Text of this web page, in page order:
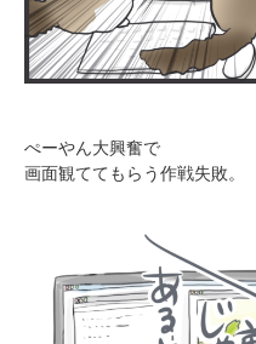
ぺーやん大興奮で
画面観ててもらう作戦失敗。